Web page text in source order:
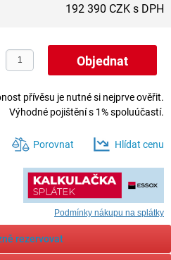
192 390 CZK s DPH
přívěsu je nutné si nejprve ověřit.
Výhodné pojištění s 1% spoluúčastí.
Porovnat Hlídat cenu
Podmínky nákupu na splátky
rezervovat